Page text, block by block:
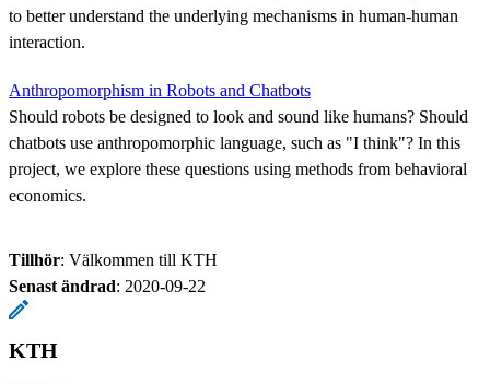
to better understand the underlying mechanisms in human-human
interaction.
Anthropomorphism in Robots and Chatbots
Should robots be designed to look and sound like humans? Should
chatbots use anthropomorphic language, such as "I think"? In this
project, we explore these questions using methods from behavioral
economics.
Tillhör: Välkommen till KTH
Senast ändrad: 2020-09-22
KTH